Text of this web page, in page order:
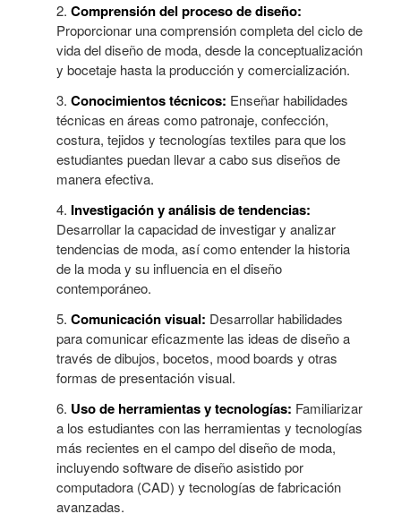
Comprensión del proceso de diseño:
Proporcionar una comprensión completa del ciclo de
vida del diseño de moda, desde la conceptualización
y bocetaje hasta la producción y comercialización.
Conocimientos técnicos: Enseñar habilidades
técnicas en áreas como patronaje, confección,
costura, tejidos y tecnologías textiles para que los
estudiantes puedan llevar a cabo sus diseños de
manera efectiva.
Investigación y análisis de tendencias:
Desarrollar la capacidad de investigar y analizar
tendencias de moda, así como entender la historia
de la moda y su influencia en el diseño
contemporáneo.
Comunicación visual: Desarrollar habilidades
para comunicar eficazmente las ideas de diseño a
través de dibujos, bocetos, mood boards y otras
formas de presentación visual.
Uso de herramientas y tecnologías: Familiarizar
a los estudiantes con las herramientas y tecnologías
más recientes en el campo del diseño de moda,
incluyendo software de diseño asistido por
computadora (CAD) y tecnologías de fabricación
avanzadas.